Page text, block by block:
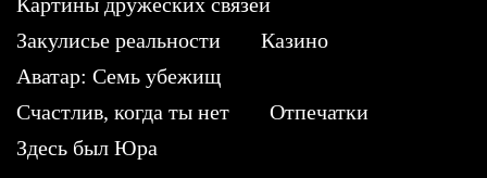
Закулисье реальности
Казино
Аватар: Семь убежищ
Счастлив, когда ты нет
Отпечатки
Здесь был Юра